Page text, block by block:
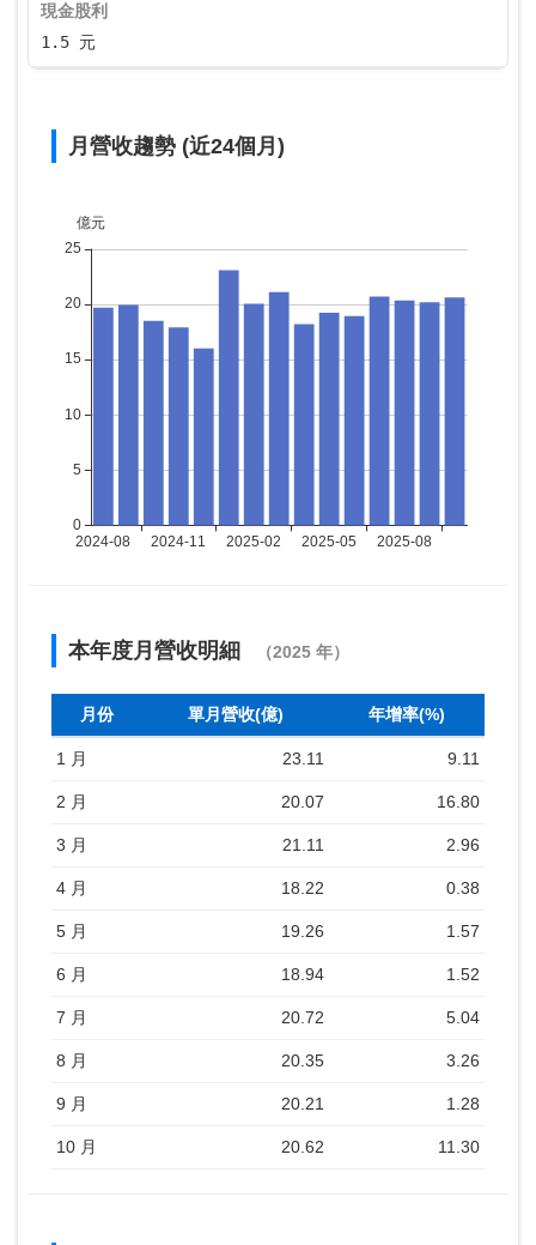
現金股利
1.5 元
月營收趨勢 (近24個月)
本年度月營收明細 （2025 年）
月份 單月營收(億) 年增率(%)
1 月 23.11 9.11
2 月 20.07 16.80
3 月 21.11 2.96
4 月 18.22 0.38
5 月 19.26 1.57
6 月 18.94 1.52
7 月 20.72 5.04
8 月 20.35 3.26
9 月 20.21 1.28
10 月 20.62 11.30